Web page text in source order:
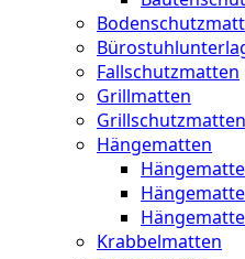
Fallschutzmatten
Grillmatten
Grillschutzmatten
Hängematten
Krabbelmatten